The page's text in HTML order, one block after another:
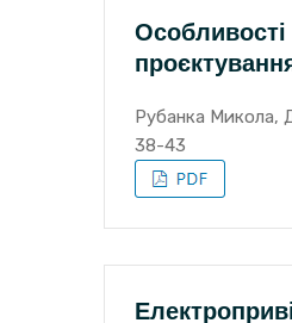
Рубанка Микола,
38-43